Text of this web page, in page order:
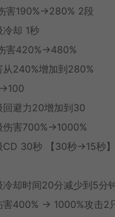
害190%→280% 2段
冷却 1秒
害420%→480%
从240%增加到280%
回避力20增加到30
伤害700%→1000%
CD 30秒 【30秒→15秒
冷却时间20分减少到5分
害400% → 1000%攻击2